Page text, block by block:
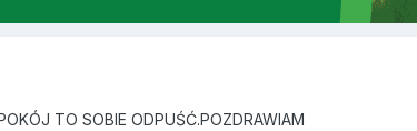
TO SOBIE ODPUŚĆ.POZDRAWIAM